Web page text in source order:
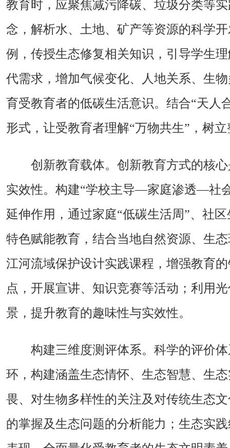
教育时，应聚焦减污降碳、垃圾分类等
念，解析水、土地、矿产等资源的科学
例，传授生态修复相关知识，引导学生
代需求，增加气候变化、人地关系、生
育受教育者的低碳生活意识。结合“天人
形式，让受教育者理解“万物共生”，树
创新教育载体。创新教育方式的核
实效性。构建“学校主导—家庭渗透—社
延伸作用，通过家庭“低碳生活周”、社
特色赋能教育，结合当地自然资源、生
江河流域保护设计实践课程，增强教育
点，开展宣讲、知识竞赛等活动；利用
景，提升教育的趣味性与实效性。
构建三维度测评体系。科学的评价
环，构建涵盖生态情怀、生态智慧、生
畏、对生物多样性的关注及对传统生态
的掌握及生态问题的分析能力；生态实